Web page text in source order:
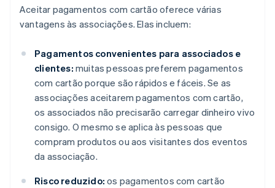
Aceitar pagamentos com cartão oferece várias
vantagens às associações. Elas incluem:
Pagamentos convenientes para associados e
clientes: muitas pessoas preferem pagamentos
com cartão porque são rápidos e fáceis. Se as
associações aceitarem pagamentos com cartão,
os associados não precisarão carregar dinheiro vivo
consigo. O mesmo se aplica às pessoas que
compram produtos ou aos visitantes dos eventos
da associação.
Risco reduzido: os pagamentos com cartão